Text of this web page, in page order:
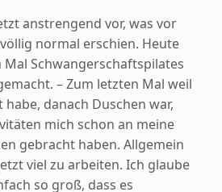
anstrengend vor, was vor
normal erschien. Heute
Schwangerschaftspilates
– Zum letzten Mal weil
danach Duschen war,
mich schon an meine
gebracht haben. Allgemein
viel zu arbeiten. Ich glaube
so groß, dass es